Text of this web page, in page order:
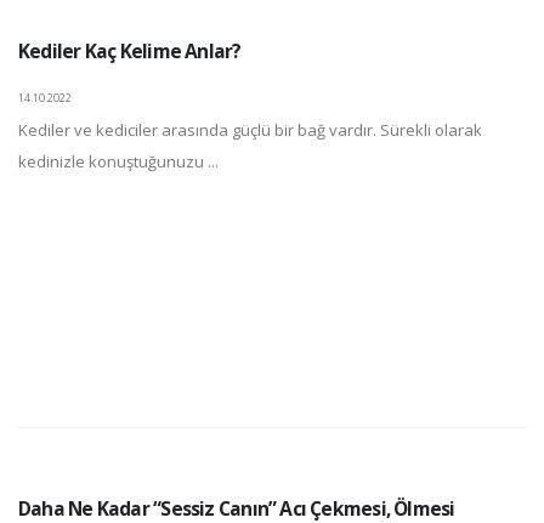
Kediler Kaç Kelime Anlar?
14.10.2022
Kediler ve kediciler arasında güçlü bir bağ vardır. Sürekli olarak
kedinizle konuştuğunuzu ...
Daha Ne Kadar “Sessiz Canın” Acı Çekmesi, Ölmesi